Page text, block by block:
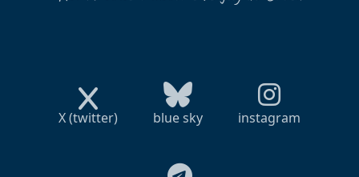
X (twitter) blue sky instagram